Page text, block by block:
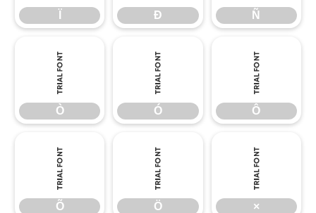
Ð Ñ
Ò
Ò
Ó
Ó
Ô
Ô
Õ
Õ
Ö
Ö
×
×